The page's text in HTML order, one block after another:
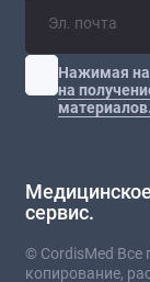
Нажимая на
на
материалов.
сервис.
© CordisMed
копирование,